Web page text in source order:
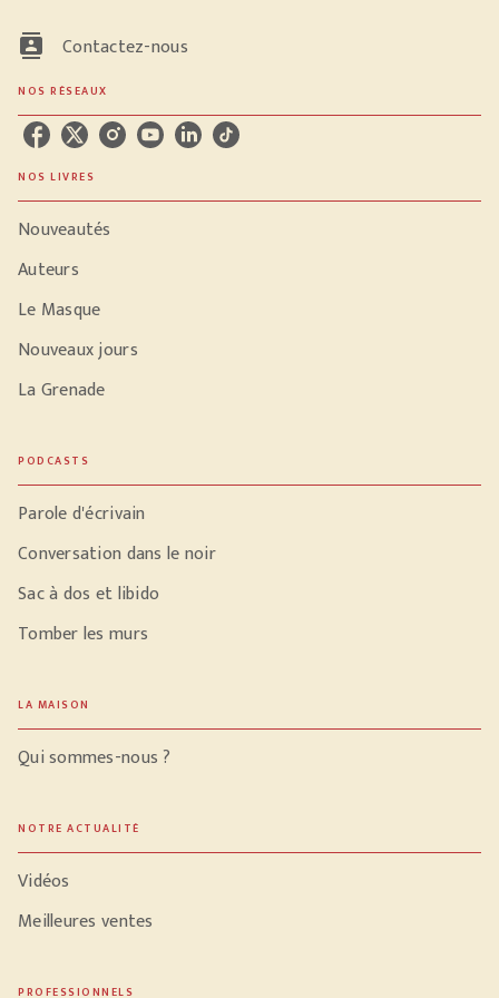
contacts Contactez-nous
NOS RÉSEAUX
NOS LIVRES
Nouveautés
Auteurs
Le Masque
Nouveaux jours
La Grenade
PODCASTS
Parole d'écrivain
Conversation dans le noir
Sac à dos et libido
Tomber les murs
LA MAISON
Qui sommes-nous ?
NOTRE ACTUALITÉ
Vidéos
Meilleures ventes
PROFESSIONNELS